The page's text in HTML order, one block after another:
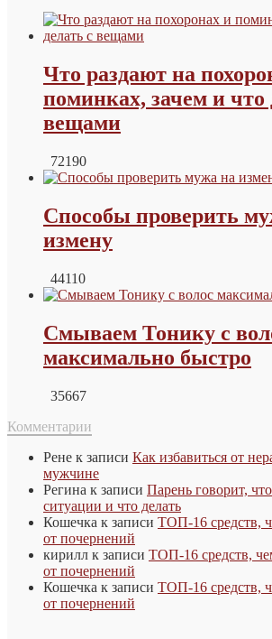
Что раздают на
поминках, зачем и что
вещами
72190
Способы проверить
измену
44110
Смываем Тонику с
максимально быстро
35667
Комментарии
Рене к записи Как избавиться от
мужчине
Регина к записи Парень говорит,
ситуации и что делать
Кошечка к записи ТОП-16 средств,
от почернений
кирилл к записи ТОП-16 средств,
от почернений
Кошечка к записи ТОП-16 средств,
от почернений